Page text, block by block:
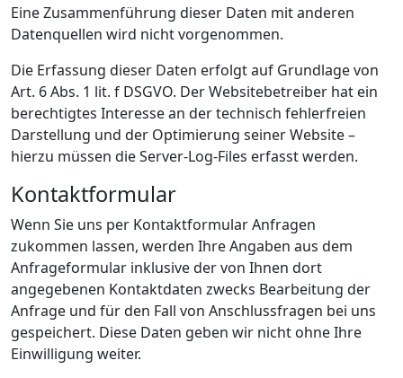
Eine Zusammenführung dieser Daten mit anderen
Datenquellen wird nicht vorgenommen.
Die Erfassung dieser Daten erfolgt auf Grundlage von
Art. 6 Abs. 1 lit. f DSGVO. Der Websitebetreiber hat ein
berechtigtes Interesse an der technisch fehlerfreien
Darstellung und der Optimierung seiner Website –
hierzu müssen die Server-Log-Files erfasst werden.
Kontaktformular
Wenn Sie uns per Kontaktformular Anfragen
zukommen lassen, werden Ihre Angaben aus dem
Anfrageformular inklusive der von Ihnen dort
angegebenen Kontaktdaten zwecks Bearbeitung der
Anfrage und für den Fall von Anschlussfragen bei uns
gespeichert. Diese Daten geben wir nicht ohne Ihre
Einwilligung weiter.